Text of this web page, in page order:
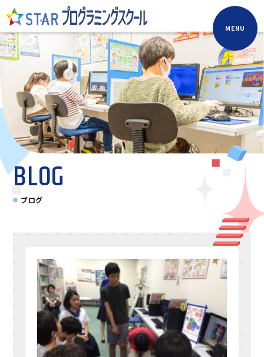
MENU
BLOG
ブログ